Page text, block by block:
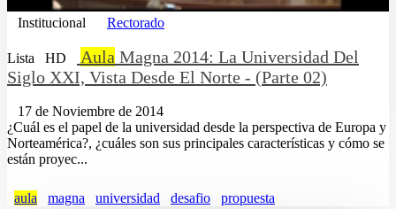
Institucional Rectorado
Lista HD Aula Magna 2014: La Universidad Del
Siglo XXI, Vista Desde El Norte - (Parte 02)
17 de Noviembre de 2014
¿Cuál es el papel de la universidad desde la perspectiva de Europa y
Norteamérica?, ¿cuáles son sus principales características y cómo se
están proyec...
aula magna universidad desafio propuesta